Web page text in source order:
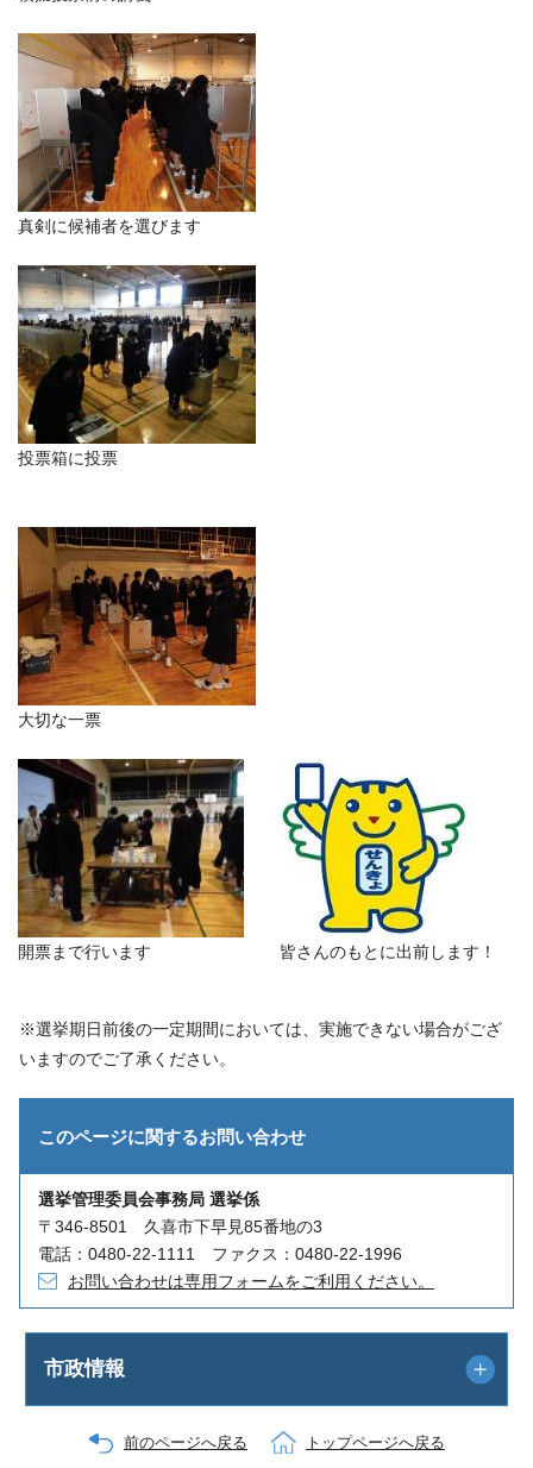
真剣に候補者を選びます
投票箱に投票
大切な一票
開票まで行います 皆さんのもとに出前します！
※選挙期日前後の一定期間においては、実施できない場合がござ
いますのでご了承ください。
このページに関するお問い合わせ
選挙管理委員会事務局 選挙係
〒346-8501 久喜市下早見85番地の3
電話：0480-22-1111 ファクス：0480-22-1996
お問い合わせは専用フォームをご利用ください。
市政情報
前のページへ戻る トップページへ戻る